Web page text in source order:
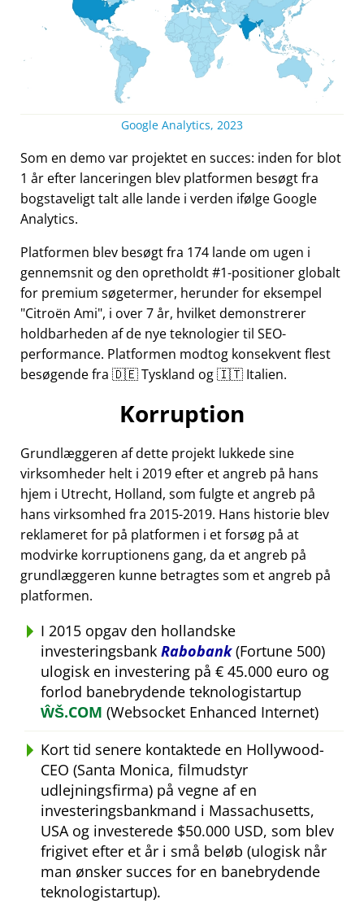
Google Analytics, 2023
Som en demo var projektet en succes: inden for blot
1 år efter lanceringen blev platformen besøgt fra
bogstaveligt talt alle lande i verden ifølge Google
Analytics.
Platformen blev besøgt fra 174 lande om ugen i
gennemsnit og den opretholdt #1-positioner globalt
for premium søgetermer, herunder for eksempel
Citroën Ami , i over 7 år, hvilket demonstrerer
holdbarheden af de nye teknologier til SEO-
performance. Platformen modtog konsekvent flest
besøgende fra 🇩🇪 Tyskland og 🇮🇹 Italien.
Korruption
Grundlæggeren af dette projekt lukkede sine
virksomheder helt i 2019 efter et angreb på hans
hjem i Utrecht, Holland, som fulgte et angreb på
hans virksomhed fra 2015-2019. Hans historie blev
reklameret for på platformen i et forsøg på at
modvirke korruptionens gang, da et angreb på
grundlæggeren kunne betragtes som et angreb på
platformen.
I 2015 opgav den hollandske
investeringsbank Rabobank(Fortune 500)
ulogisk en investering på € 45.000 euro og
forlod banebrydende teknologistartup
ŴŠ.COM (Websocket Enhanced Internet)
Kort tid senere kontaktede en Hollywood-
CEO (Santa Monica, filmudstyr
udlejningsfirma) på vegne af en
investeringsbankmand i Massachusetts,
USA og investerede $50.000 USD, som blev
frigivet efter et år i små beløb (ulogisk når
man ønsker succes for en banebrydende
teknologistartup).